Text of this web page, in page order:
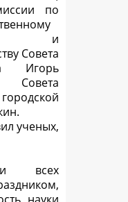
по
и
Совета
Игорь
ученых,
и всех